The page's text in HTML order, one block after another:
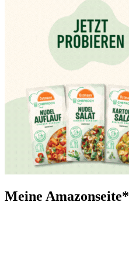
Meine Amazonseite*